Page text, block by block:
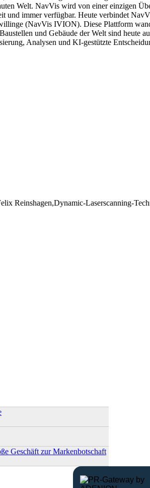
Welt. NavVis wird von einer einzigen
und immer verfügbar. Heute verbindet
(NavVis IVION). Diese Plattform
und Gebäude der Welt sind
Analysen und KI-gestützte
Reinshagen,Dynamic-Laserscanning-
Geschäft zur Markenbotschaft